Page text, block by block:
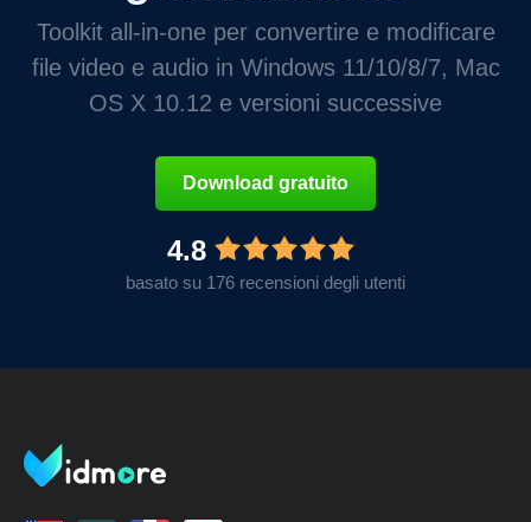
Toolkit all-in-one per convertire e modificare
file video e audio in Windows 11/10/8/7, Mac
OS X 10.12 e versioni successive
Download gratuito
4.8
basato su 176 recensioni degli utenti